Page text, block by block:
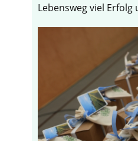
Lebensweg viel Erfolg